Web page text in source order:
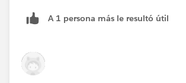
A 1 persona más le resultó útil